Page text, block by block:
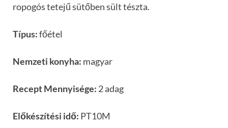
ropogós tetejű sütőben sült tészta.
Típus:főétel
Nemzeti konyha: magyar
Recept Mennyisége: 2 adag
Előkészítési idő: PT10M